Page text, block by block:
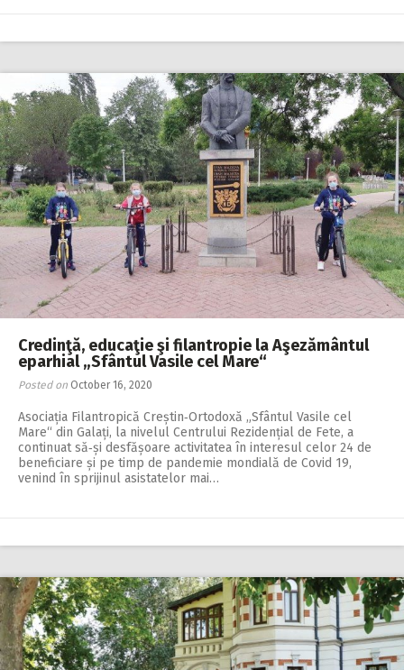
Credinţă, educaţie şi filantropie la Aşezământul
eparhial „Sfântul Vasile cel Mare“
Posted on October 16, 2020
Asociația Filantropică Creștin‑Ortodoxă „Sfântul Vasile cel
Mare“ din Galați, la nivelul Centrului Rezidențial de Fete, a
continuat să‑și desfășoare activitatea în interesul celor 24 de
beneficiare și pe timp de pandemie mondială de Covid 19,
venind în sprijinul asistatelor mai…